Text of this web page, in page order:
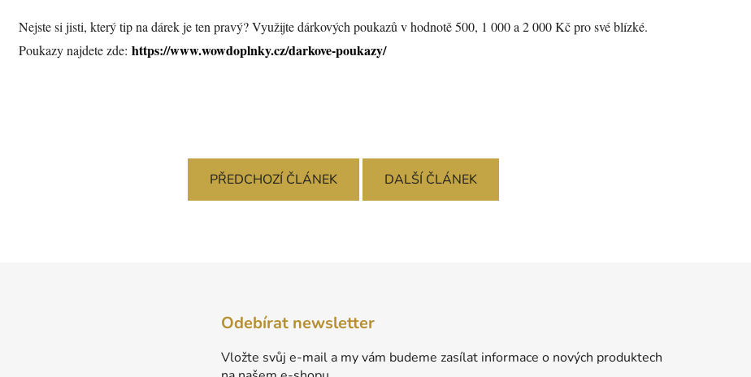
Nejste si jisti, který tip na dárek je ten pravý? Využijte dárkových poukazů v hodnotě 500, 1 000 a 2 000 Kč pro své blízké.
Poukazy najdete zde: https://www.wowdoplnky.cz/darkove-poukazy/
PŘEDCHOZÍ ČLÁNEK DALŠÍ ČLÁNEK
Odebírat newsletter
Vložte svůj e-mail a my vám budeme zasílat informace o nových produktech